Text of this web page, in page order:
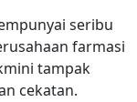
seribu
farmasi
tampak
cekatan.